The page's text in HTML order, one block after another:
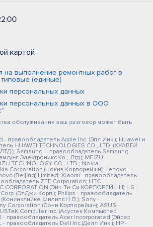
картой
на выполнение ремонтных работ в
(единые)
персональных данных
персональных данных в ООО
обслуживания ваш разговор может быть
- правообладатель Apple Inc. (Эпл Инк.); Huawei и
HUAWEI TECHNOLOGIES CO., LTD. (ХУАВЕЙ
Samsung – правообладатель Samsung
Электроникс Ко., Лтд.); MEIZU -
TECHNOLOGY CO., LTD.; Nokia -
Corporation (Нокиа Корпорейшн); Lenovo -
(Beijing) Limited; Xiaomi - правообладатель
ZTE Corporation; HTC -
CORPORATION (Эйч-Ти-Си КОРПОРЕЙШН); LG -
(ЭлДжи Корп.); Philips - правообладатель
(Конинклийке Филипс Н.В.); Sony -
Corporation (Сони Корпорейшн); ASUS -
Computer Inc. (Асустек Компьютер
- правообладатель Acer Incorporated (Эйсер
- правообладатель Dell Inc.(Делл Инк.); HP -